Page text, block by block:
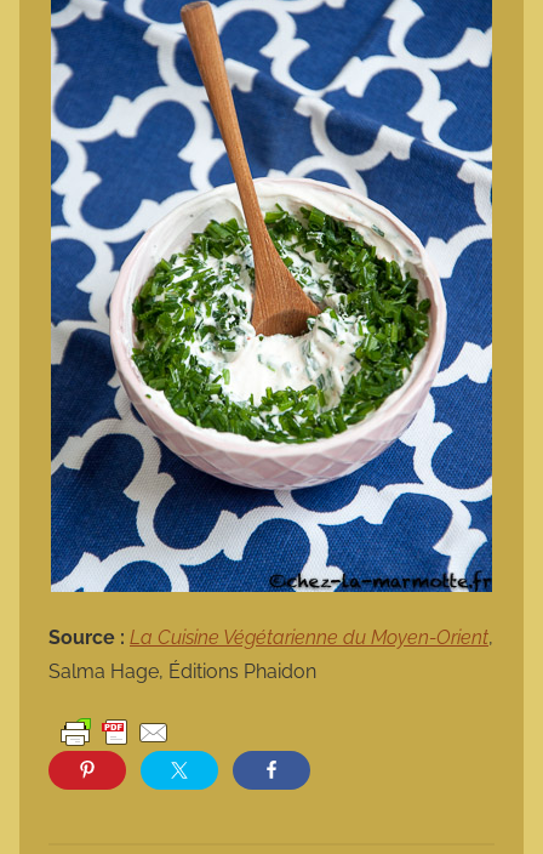
Source : La Cuisine Végétarienne du Moyen-Orient,
Salma Hage, Éditions Phaidon